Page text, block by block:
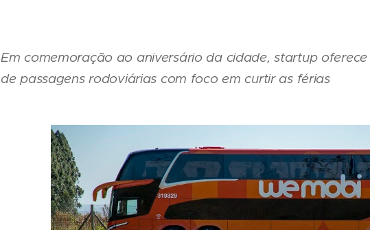
Em comemoração ao aniversário da cidade, startup
de passagens rodoviárias com foco em curtir as férias